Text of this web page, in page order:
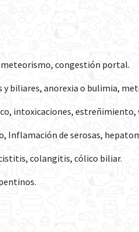
congestión portal.
y biliares, anorexia o bulimia,
intoxicaciones, estreñimiento,
Inflamación de serosas,
colangitis, cólico biliar.